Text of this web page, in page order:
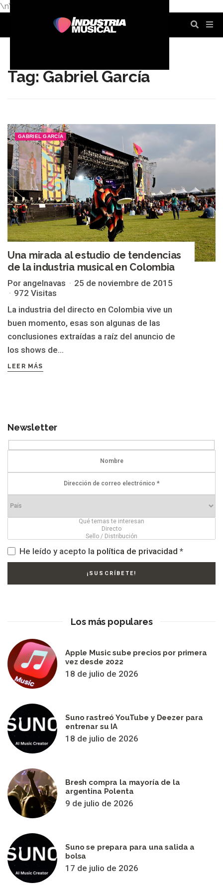
\n\n
Tag: Gabriel García
GABRIEL GARCÍA
Una mirada al estudio de tendencias
de la industria musical en Colombia
Por angelnavas
25 de noviembre de 2015
972 Visitas
La industria del directo en Colombia vive un
buen momento, esas son algunas de las
conclusiones extraídas a raíz del anuncio de
los shows de...
LEER MÁS
Newsletter
He leído y acepto la política de privacidad *
Los más populares
Apple Music sube precios por primera
vez desde 2022
18 de julio de 2026
Suno rastreó YouTube y Deezer para
entrenar su IA
18 de julio de 2026
Bresh compra la mayoría de la
argentina Polenta
9 de julio de 2026
Suno se prepara para una salida a
bolsa
17 de julio de 2026